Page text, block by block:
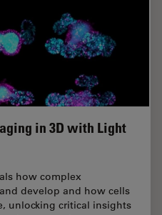
in 3D with Light
how complex
develop and how cells
unlocking critical insights